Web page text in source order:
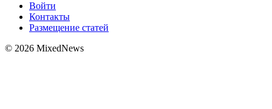
Войти
Контакты
Размещение статей
© 2026 MixedNews